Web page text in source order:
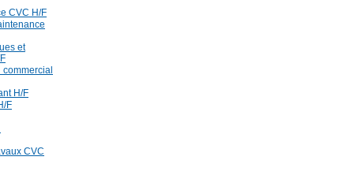
CVC H/F
et
H/F
F
CVC